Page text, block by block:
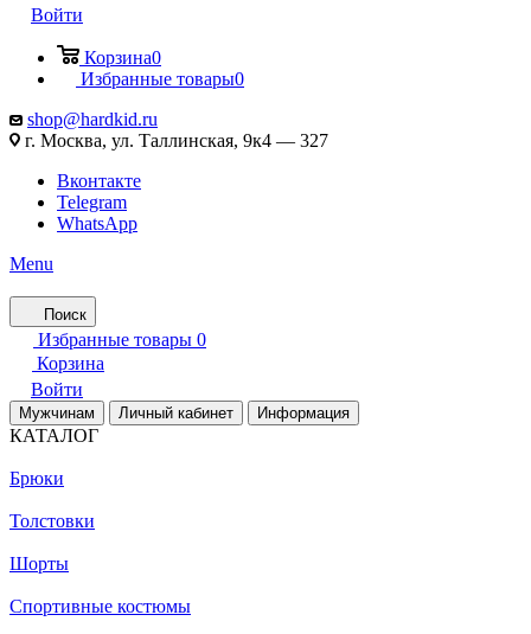
Войти
Корзина0
Избранные товары0
shop@hardkid.ru
г. Москва, ул. Таллинская, 9к4 — 327
Вконтакте
Telegram
WhatsApp
Menu
Поиск
Избранные товары 0
Корзина
Войти
Мужчинам Личный кабинет Информация
КАТАЛОГ
Брюки
Толстовки
Шорты
Спортивные костюмы